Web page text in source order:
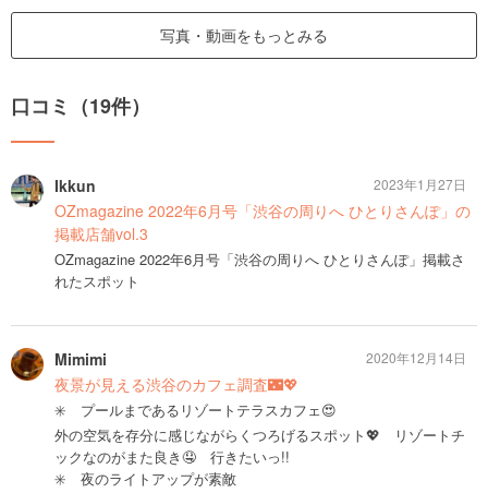
写真・動画をもっとみる
口コミ（19件）
Ikkun
OZmagazine 2022年6月号「渋谷の周りへ ひとりさんぽ」の
掲載店舗vol.3
OZmagazine 2022年6月号「渋谷の周りへ ひとりさんぽ」掲載さ
れたスポット
2023年1月27日
Mimimi
夜景が見える渋谷のカフェ調査🌃💖
✳️ プールまであるリゾートテラスカフェ😍
外の空気を存分に感じながらくつろげるスポット💖 リゾートチ
ックなのがまた良き🤤 行きたいっ!!
✳️ 夜のライトアップが素敵
2020年12月14日